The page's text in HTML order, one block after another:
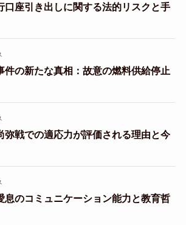
口座引き出しに関する法的リスクと手
件の新たな真相：故意の燃料供給停止
弥戦での適応力が評価される理由と今
息のコミュニケーション能力と教育哲